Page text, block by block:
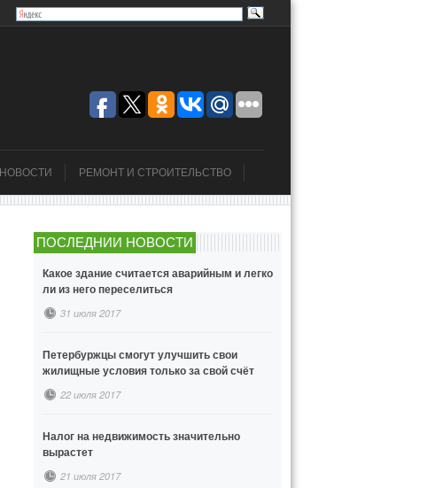
НОВОСТИ РЕМОНТ И СТРОИТЕЛЬСТВО
ПОСЛЕДНИИ НОВОСТИ
Какое здание считается аварийным и легко
ли из него переселиться
31 июля 2017
Петербуржцы смогут улучшить свои
жилищные условия только за свой счёт
22 июля 2017
Налог на недвижимость значительно
вырастет
21 июля 2017